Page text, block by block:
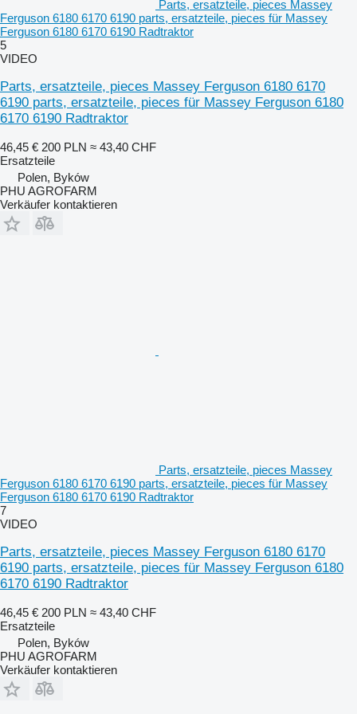
Parts, ersatzteile, pieces Massey
Ferguson 6180 6170 6190 parts, ersatzteile, pieces für Massey
Ferguson 6180 6170 6190 Radtraktor
5
VIDEO
Parts, ersatzteile, pieces Massey Ferguson 6180 6170
6190 parts, ersatzteile, pieces für Massey Ferguson 6180
6170 6190 Radtraktor
46,45 € 200 PLN ≈ 43,40 CHF
Ersatzteile
Polen, Byków
PHU AGROFARM
Verkäufer kontaktieren
Parts, ersatzteile, pieces Massey
Ferguson 6180 6170 6190 parts, ersatzteile, pieces für Massey
Ferguson 6180 6170 6190 Radtraktor
7
VIDEO
Parts, ersatzteile, pieces Massey Ferguson 6180 6170
6190 parts, ersatzteile, pieces für Massey Ferguson 6180
6170 6190 Radtraktor
46,45 € 200 PLN ≈ 43,40 CHF
Ersatzteile
Polen, Byków
PHU AGROFARM
Verkäufer kontaktieren